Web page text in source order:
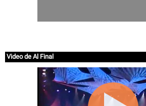
Video de Al Final